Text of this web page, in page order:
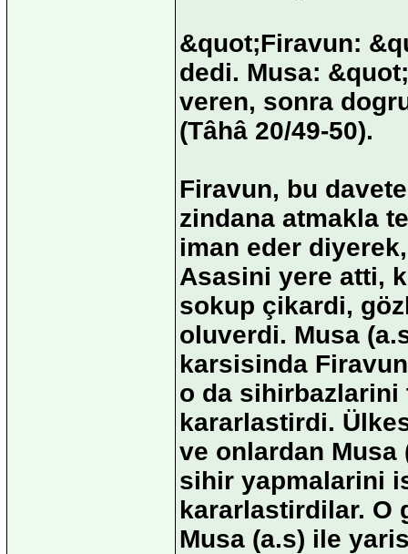
&quot;Firavun:
dedi. Musa:
veren, sonra
(Tâhâ 20/49-50).
Firavun, bu
zindana atmakla
iman eder
Asasini yere atti,
sokup çikardi,
oluverdi. Musa
karsisinda
o da sihirbazlarini
kararlastirdi.
ve onlardan
sihir yapmalarini
kararlastirdilar. O
Musa (a.s) ile